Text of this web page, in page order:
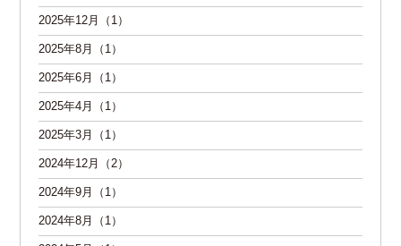
2025年12月（1）
2025年8月（1）
2025年6月（1）
2025年4月（1）
2025年3月（1）
2024年12月（2）
2024年9月（1）
2024年8月（1）